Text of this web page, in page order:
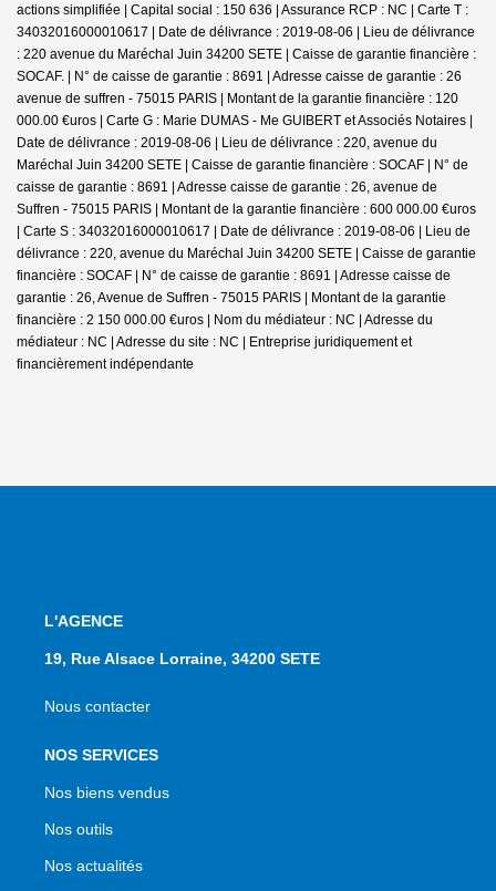
actions simplifiée | Capital social : 150 636 | Assurance RCP : NC | Carte T :
34032016000010617 | Date de délivrance : 2019-08-06 | Lieu de délivrance
: 220 avenue du Maréchal Juin 34200 SETE | Caisse de garantie financière :
SOCAF. | N° de caisse de garantie : 8691 | Adresse caisse de garantie : 26
avenue de suffren - 75015 PARIS | Montant de la garantie financière : 120
000.00 €uros | Carte G : Marie DUMAS - Me GUIBERT et Associés Notaires |
Date de délivrance : 2019-08-06 | Lieu de délivrance : 220, avenue du
Maréchal Juin 34200 SETE | Caisse de garantie financière : SOCAF | N° de
caisse de garantie : 8691 | Adresse caisse de garantie : 26, avenue de
Suffren - 75015 PARIS | Montant de la garantie financière : 600 000.00 €uros
| Carte S : 34032016000010617 | Date de délivrance : 2019-08-06 | Lieu de
délivrance : 220, avenue du Maréchal Juin 34200 SETE | Caisse de garantie
financière : SOCAF | N° de caisse de garantie : 8691 | Adresse caisse de
garantie : 26, Avenue de Suffren - 75015 PARIS | Montant de la garantie
financière : 2 150 000.00 €uros | Nom du médiateur : NC | Adresse du
médiateur : NC | Adresse du site : NC | Entreprise juridiquement et
financièrement indépendante
L'AGENCE
19, Rue Alsace Lorraine, 34200 SETE
Nous contacter
NOS SERVICES
Nos biens vendus
Nos outils
Nos actualités